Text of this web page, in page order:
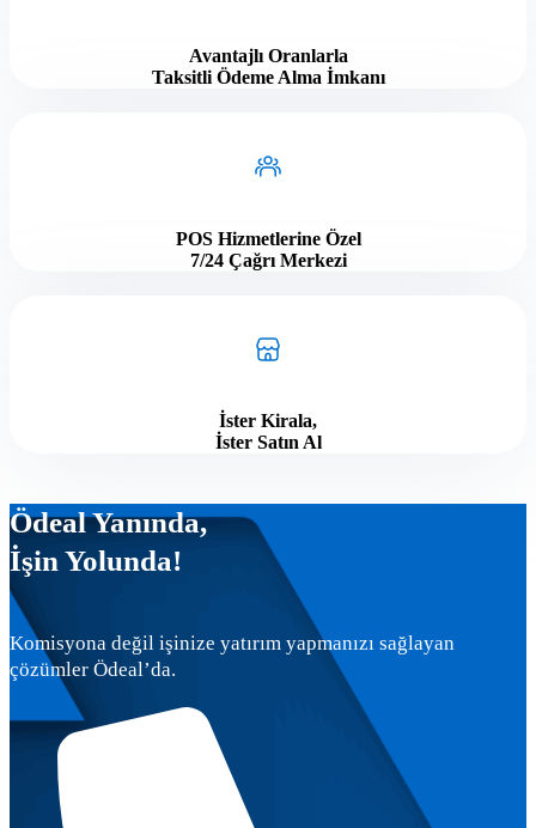
Avantajlı Oranlarla
Taksitli Ödeme Alma İmkanı
POS Hizmetlerine Özel
7/24 Çağrı Merkezi
İster Kirala,
İster Satın Al
Ödeal Yanında,
İşin Yolunda!
Komisyona değil işinize yatırım yapmanızı sağlayan
çözümler Ödeal’da.